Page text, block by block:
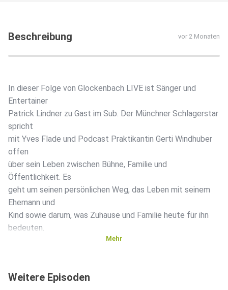
Beschreibung vor 2 Monaten
In dieser Folge von Glockenbach LIVE ist Sänger und
Entertainer
Patrick Lindner zu Gast im Sub. Der Münchner Schlagerstar
spricht
mit Yves Flade und Podcast Praktikantin Gerti Windhuber
offen
über sein Leben zwischen Bühne, Familie und
Öffentlichkeit. Es
geht um seinen persönlichen Weg, das Leben mit seinem
Ehemann und
Kind sowie darum, was Zuhause und Familie heute für ihn
bedeuten.
öffentlichen
Mehr
Weitere Episoden